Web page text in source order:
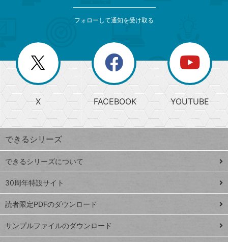
じ
る
search
検
索
上
昇
ワ
ー
ド
Google
スプレ
ッドシ
ート
iPhone
VLOOKUP
閉
じ
る
ー
か
ら
探
す
ト
ッ
プ
ペ
ジ
フォローして通知を受け取る
X FACEBOOK YOUTUBE
できるシリーズ
できるシリーズについて
30周年特設サイト
読者限定PDFのダウンロード
サンプルファイルのダウンロード